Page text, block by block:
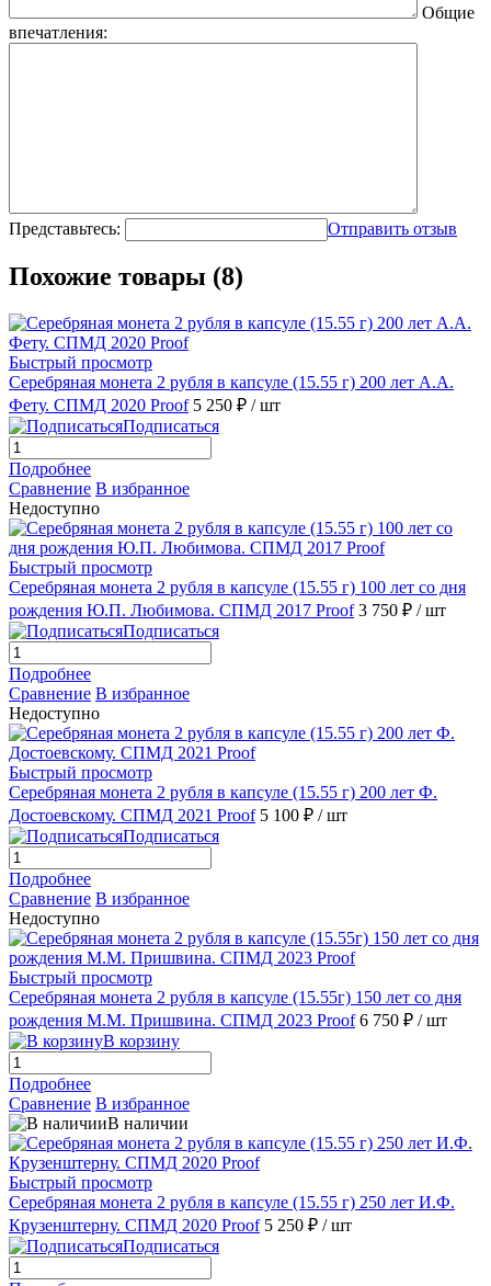
Общие
впечатления:
Представьтесь: Отправить отзыв
Похожие товары (8)
Быстрый просмотр
Серебряная монета 2 рубля в капсуле (15.55 г) 200 лет А.А.
Фету. СПМД 2020 Proof 5 250 ₽ / шт
Подписаться
Подробнее
Сравнение В избранное
Недоступно
Быстрый просмотр
Серебряная монета 2 рубля в капсуле (15.55 г) 100 лет со дня
рождения Ю.П. Любимова. СПМД 2017 Proof 3 750 ₽ / шт
Подписаться
Подробнее
Сравнение В избранное
Недоступно
Быстрый просмотр
Серебряная монета 2 рубля в капсуле (15.55 г) 200 лет Ф.
Достоевскому. СПМД 2021 Proof 5 100 ₽ / шт
Подписаться
Подробнее
Сравнение В избранное
Недоступно
Быстрый просмотр
Серебряная монета 2 рубля в капсуле (15.55г) 150 лет со дня
рождения М.М. Пришвина. СПМД 2023 Proof 6 750 ₽ / шт
В корзину
Подробнее
Сравнение В избранное
В наличии
Быстрый просмотр
Серебряная монета 2 рубля в капсуле (15.55 г) 250 лет И.Ф.
Крузенштерну. СПМД 2020 Proof 5 250 ₽ / шт
Подписаться